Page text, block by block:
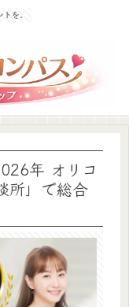
を。
年 オリコ
所」で総合